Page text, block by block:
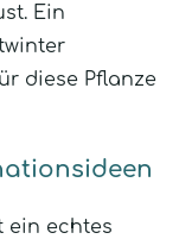
Ein
diese Pflanze
ein echtes